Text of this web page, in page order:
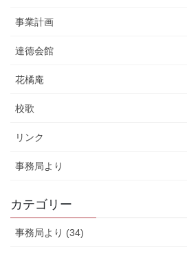
事業計画
達徳会館
花橘庵
校歌
リンク
事務局より
カテゴリー
事務局より (34)